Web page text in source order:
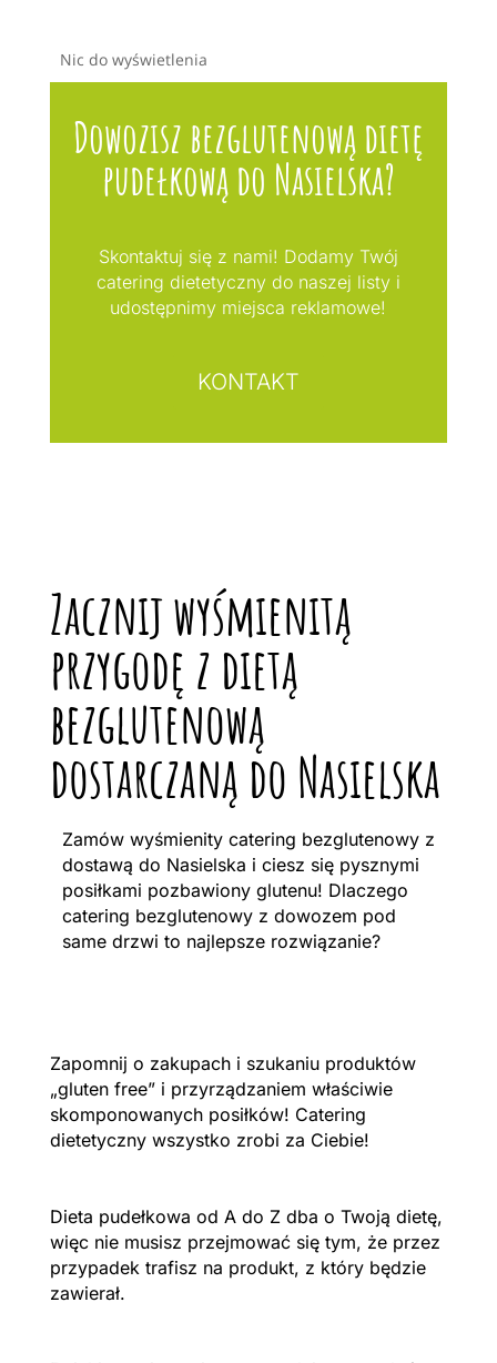
Nic do wyświetlenia
Dowozisz bezglutenową dietę
pudełkową do Nasielska?
Skontaktuj się z nami! Dodamy Twój
catering dietetyczny do naszej listy i
udostępnimy miejsca reklamowe!
KONTAKT
Zacznij wyśmienitą
przygodę z dietą
bezglutenową
dostarczaną do Nasielska
Zamów wyśmienity catering bezglutenowy z
dostawą do Nasielska i ciesz się pysznymi
posiłkami pozbawiony glutenu! Dlaczego
catering bezglutenowy z dowozem pod
same drzwi to najlepsze rozwiązanie?
Zapomnij o zakupach i szukaniu produktów
„gluten free” i przyrządzaniem właściwie
skomponowanych posiłków! Catering
dietetyczny wszystko zrobi za Ciebie!
Dieta pudełkowa od A do Z dba o Twoją dietę,
więc nie musisz przejmować się tym, że przez
przypadek trafisz na produkt, z który będzie
zawierał.